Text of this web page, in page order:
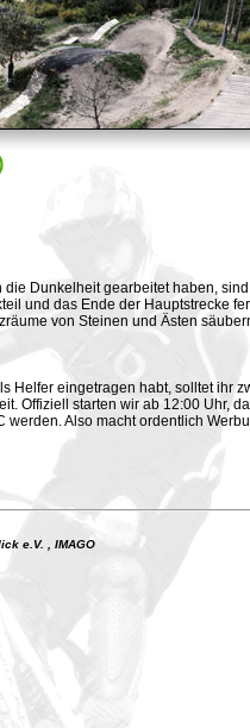
Dunkelheit gearbeitet haben,
und das Ende der Hauptstrecke
von Steinen und Ästen
Helfer eingetragen habt, solltet ihr
Offiziell starten wir ab 12:00 Uhr,
Also macht ordentlich
e.V. , IMAGO